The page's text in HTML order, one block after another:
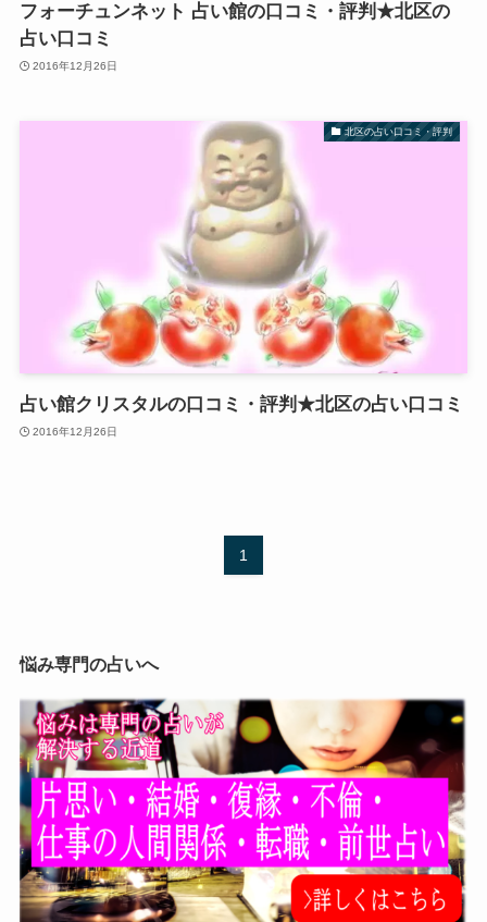
フォーチュンネット 占い館の口コミ・評判★北区の
占い口コミ
2016年12月26日
北区の占い口コミ・評判
占い館クリスタルの口コミ・評判★北区の占い口コミ
2016年12月26日
1
悩み専門の占いへ